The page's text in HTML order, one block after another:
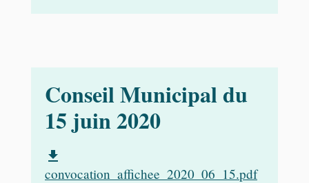
Conseil Municipal du
15 juin 2020
file_download
convocation_affichee_2020_06_15.pdf